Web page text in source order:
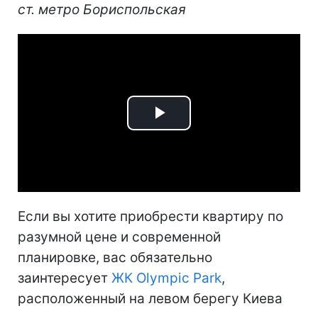
ст. метро Бориспольская
Play
Если вы хотите приобрести квартиру по
разумной цене и современной
планировке, вас обязательно
заинтересует ЖК Olympic Park,
расположенный на левом берегу Киева